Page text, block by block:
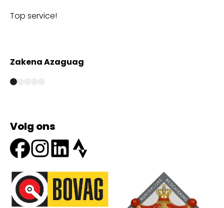
Top service!
Zakena Azaguag
Volg ons
Onze partners